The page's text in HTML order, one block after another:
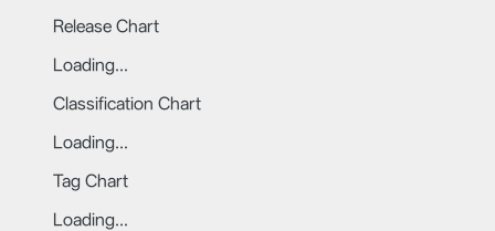
Release Chart
Loading...
Classification Chart
Loading...
Tag Chart
Loading...